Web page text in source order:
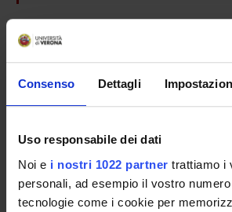
Consenso Dettagli
Uso responsabile dei dati
Noi e i nostri 1022 partner trattiamo i
personali, ad esempio il vostro
tecnologie come i cookie per
Emanuela Bersan
Francesco Bifari
Cinzia Cantù
Tecnico-Amministrativo
Professore associato
Marzia Di Chio
Tecnico-Amministrativo